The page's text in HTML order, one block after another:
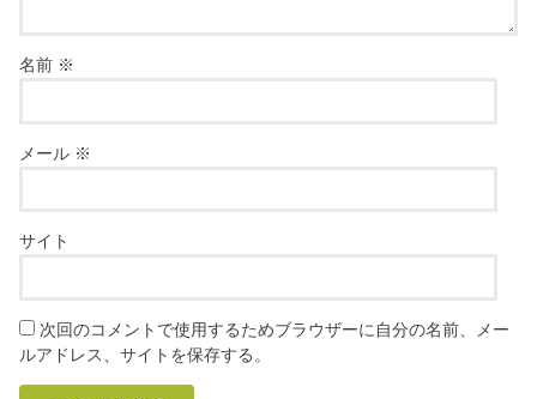
名前 ※
メール ※
サイト
次回のコメントで使用するためブラウザーに自分の名前、メー
ルアドレス、サイトを保存する。